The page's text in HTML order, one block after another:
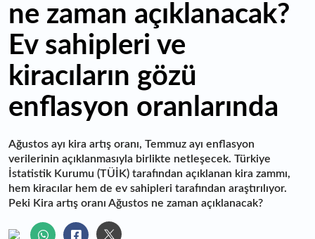
ne zaman açıklanacak?
Ev sahipleri ve
kiracıların gözü
enflasyon oranlarında
Ağustos ayı kira artış oranı, Temmuz ayı enflasyon
verilerinin açıklanmasıyla birlikte netleşecek. Türkiye
İstatistik Kurumu (TÜİK) tarafından açıklanan kira zammı,
hem kiracılar hem de ev sahipleri tarafından araştırılıyor.
Peki Kira artış oranı Ağustos ne zaman açıklanacak?